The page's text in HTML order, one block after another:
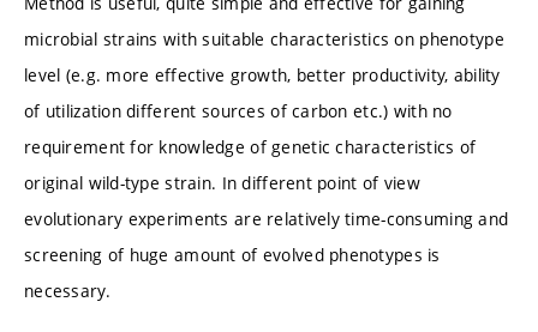
microbial strains with suitable characteristics on phenotype
level (e.g. more effective growth, better productivity, ability
of utilization different sources of carbon etc.) with no
requirement for knowledge of genetic characteristics of
original wild-type strain. In different point of view
evolutionary experiments are relatively time-consuming and
screening of huge amount of evolved phenotypes is
necessary.